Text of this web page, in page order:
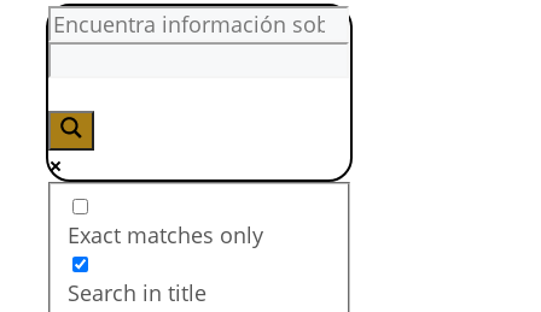
Instalaciones Frigoríficas y de
Climatización varía según su
experiencia y área de
especialización. En promedio,
un profesional en esta FP
presencial puede ganar
desde
mes. Los técnicos que
trabajan en sectores
especializados, como la